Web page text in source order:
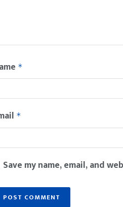
*
*
Save my name, email, and